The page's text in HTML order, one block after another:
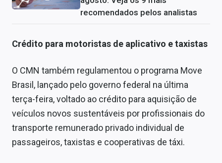
recomendados pelos analistas
Crédito para motoristas de aplicativo e taxistas
O CMN também regulamentou o programa Move
Brasil, lançado pelo governo federal na última
terça-feira, voltado ao crédito para aquisição de
veículos novos sustentáveis por profissionais do
transporte remunerado privado individual de
passageiros, taxistas e cooperativas de táxi.